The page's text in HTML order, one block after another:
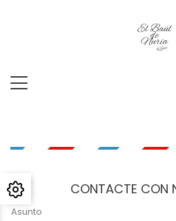
CONTACTE CON
Asunto